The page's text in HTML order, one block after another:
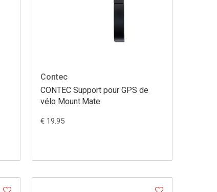
Contec
CONTEC Support pour GPS de
vélo Mount.Mate
€ 19.95